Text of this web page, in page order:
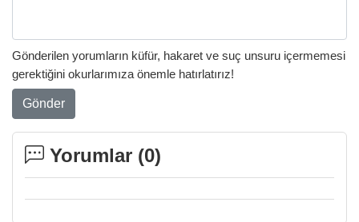
Gönderilen yorumların küfür, hakaret ve suç unsuru içermemesi
gerektiğini okurlarımıza önemle hatırlatırız!
Gönder
Yorumlar (0)